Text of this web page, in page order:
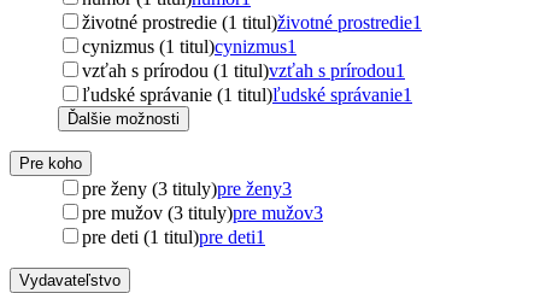
životné prostredie (1 titul)životné prostredie1
cynizmus (1 titul)cynizmus1
vzťah s prírodou (1 titul)vzťah s prírodou1
ľudské správanie (1 titul)ľudské správanie1
Ďalšie možnosti
Pre koho
pre ženy (3 tituly)pre ženy3
pre mužov (3 tituly)pre mužov3
pre deti (1 titul)pre deti1
Vydavateľstvo